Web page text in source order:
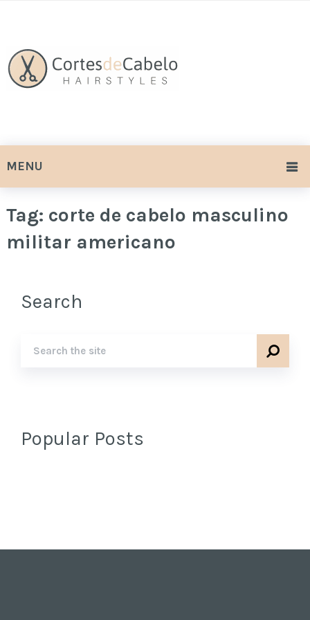
MENU
Tag: corte de cabelo masculino
militar americano
Search
Popular Posts